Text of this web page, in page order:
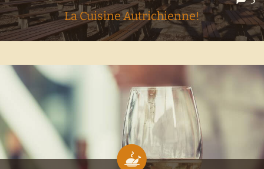
La Cuisine Autrichienne!
gastronomique du monde avec nos spécialités telles que
fondue, raclette, choucroute, et autres « délicatesses » en
tout genre, mais nous avons tout de même développé un
certain...